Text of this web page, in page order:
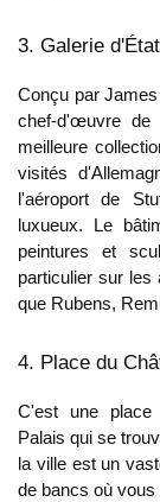
3. Galerie
Conçu par
chef-d'œuvre de
meilleure
visités
l'aéroport de
luxueux. Le
peintures et
particulier sur les
que Rubens,
4. Place du
C'est une place
Palais qui se
la ville est un
de bancs où vous